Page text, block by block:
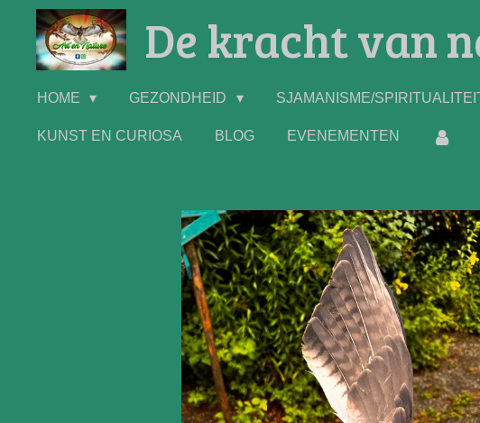
direct
De kracht van
HOME GEZONDHEID SJAMANISME/
KUNST EN CURIOSA BLOG EVENEMENTEN